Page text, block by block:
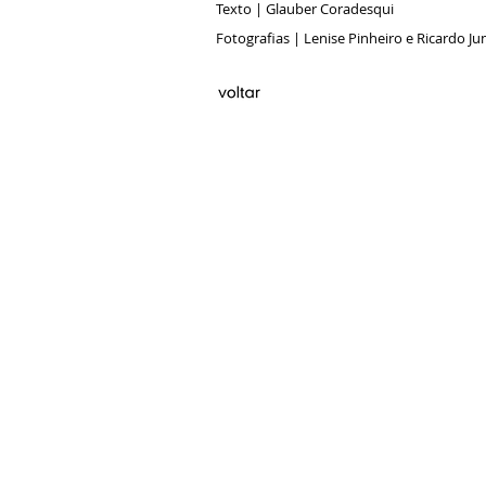
Texto | Glauber Coradesqui
Fotografias | Lenise Pinheiro e Ricardo